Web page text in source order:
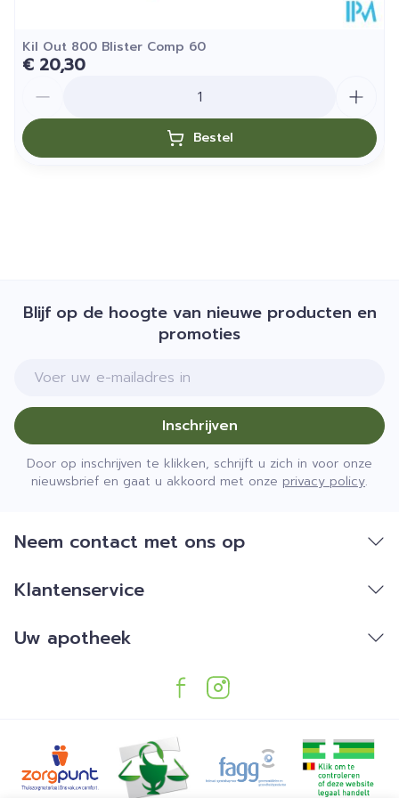
Kil Out 800 Blister Comp 60
€ 20,30
Bestel
Blijf op de hoogte van nieuwe producten en
promoties
E-mail adres
Inschrijven
Door op inschrijven te klikken, schrijft u zich in voor onze
nieuwsbrief en gaat u akkoord met onze privacy policy.
Neem contact met ons op
Klantenservice
Uw apotheek